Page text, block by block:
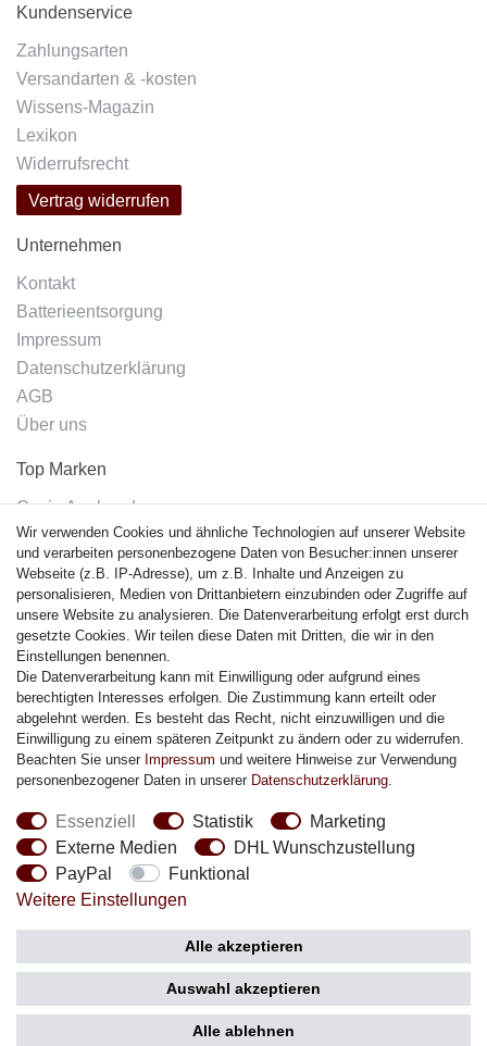
Kundenservice
Zahlungsarten
Versandarten & -kosten
Wissens-Magazin
Lexikon
Widerrufsrecht
Vertrag widerrufen
Unternehmen
Kontakt
Batterieentsorgung
Impressum
Datenschutzerklärung
AGB
Über uns
Top Marken
Casio Armband
Festina Armband
Citizen Armband
M. Lacroix Armband
J. Lemans Armband
Uhrenarmbänder - Alle
Sicherheit
Social Media
Zahlung
Wir verwenden Cookies und ähnliche Technologien auf unserer Website
und verarbeiten personenbezogene Daten von Besucher:innen unserer
Webseite (z.B. IP-Adresse), um z.B. Inhalte und Anzeigen zu
personalisieren, Medien von Drittanbietern einzubinden oder Zugriffe auf
unsere Website zu analysieren. Die Datenverarbeitung erfolgt erst durch
gesetzte Cookies. Wir teilen diese Daten mit Dritten, die wir in den
Einstellungen benennen.
Die Datenverarbeitung kann mit Einwilligung oder aufgrund eines
berechtigten Interesses erfolgen. Die Zustimmung kann erteilt oder
abgelehnt werden. Es besteht das Recht, nicht einzuwilligen und die
Einwilligung zu einem späteren Zeitpunkt zu ändern oder zu widerrufen.
Beachten Sie unser Impressum und weitere Hinweise zur Verwendung
personenbezogener Daten in unserer Daten­schutz­erklärung
Essenziell Statistik
Marketing
Externe Medien
DHL Wunschzustellung
PayPal
Funktional
Weitere Einstellungen
Alle akzeptieren
Auswahl akzeptieren
Alle ablehnen